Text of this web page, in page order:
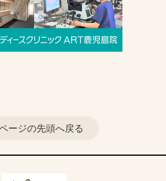
ージの先頭へ戻る